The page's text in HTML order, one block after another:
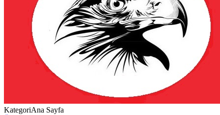
KategoriAna Sayfa